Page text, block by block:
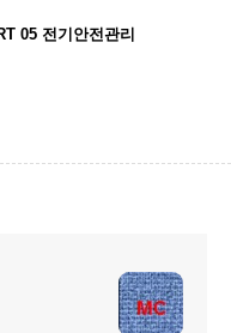
05 전기안전관리